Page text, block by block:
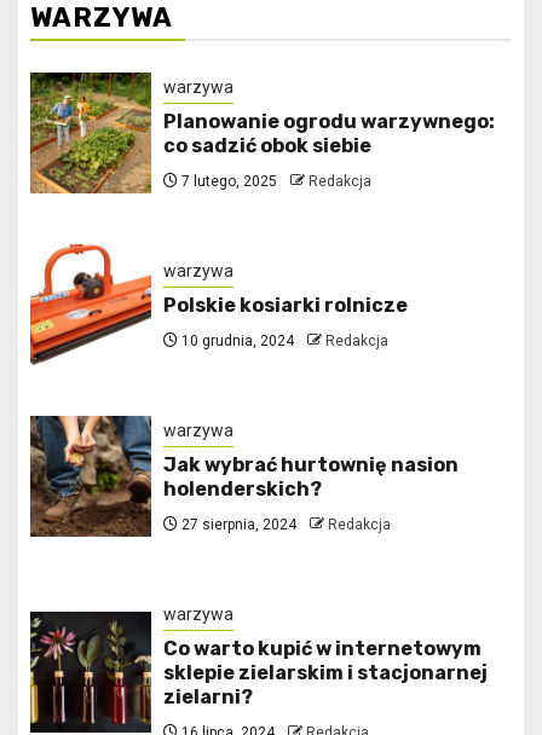
WARZYWA
warzywa
Planowanie ogrodu warzywnego:
co sadzić obok siebie
7 lutego, 2025 Redakcja
warzywa
Polskie kosiarki rolnicze
10 grudnia, 2024 Redakcja
warzywa
Jak wybrać hurtownię nasion
holenderskich?
27 sierpnia, 2024 Redakcja
warzywa
Co warto kupić w internetowym
sklepie zielarskim i stacjonarnej
zielarni?